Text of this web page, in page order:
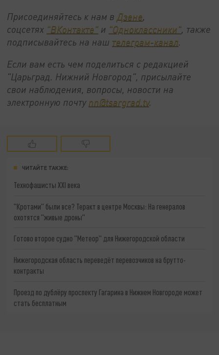
Присоединяйтесь к нам в Дзене
соцсетях "ВКонтакте" и "Одноклассники" также
подписывайтесь на наш телеграм-канал
Если вам есть чем поделиться с редакцией
"Царьград. Нижний Новгород", присылайте
свои наблюдения, вопросы, новости на
электронную почту nn@tsargrad.tv.
ЧИТАЙТЕ ТАКЖЕ:
Технофашисты XXI века
"Кротами" были все? Теракт в центре Москвы: На генералов
охотятся "живые дроны"
Готово второе судно "Метеор" для Нижегородской области
Нижегородская область переведёт перевозчиков на брутто-
контракты
Проезд по дублёру проспекту Гагарина в Нижнем Новгороде может
стать бесплатным